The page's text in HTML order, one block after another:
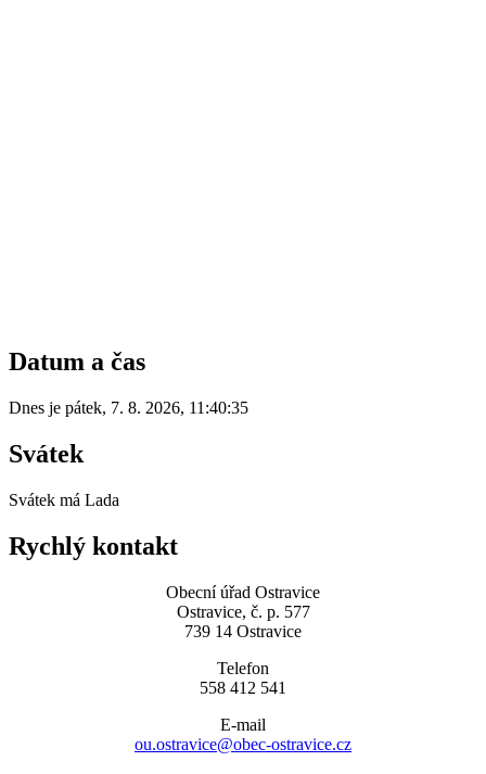
Datum a čas
Dnes je pátek, 7. 8. 2026, 11:40:35
Svátek
Svátek má Lada
Rychlý kontakt
Obecní úřad Ostravice
Ostravice, č. p. 577
739 14 Ostravice
Telefon
558 412 541
E-mail
ou.ostravice@obec-ostravice.cz